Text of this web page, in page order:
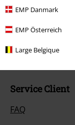
EMP Danmark
EMP Österreich
Large Belgique
Vous pourrez nous
d'informations
Service Client
FAQ